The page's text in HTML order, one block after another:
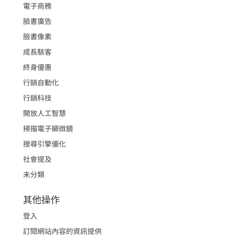
電子商務
臉書廣告
臉書像素
成長駭客
終身優惠
行銷自動化
行銷科技
開放人工智慧
掃描電子顯微鏡
搜尋引擎優化
社會提及
未分類
其他操作
登入
訂閱網站內容的資訊提供